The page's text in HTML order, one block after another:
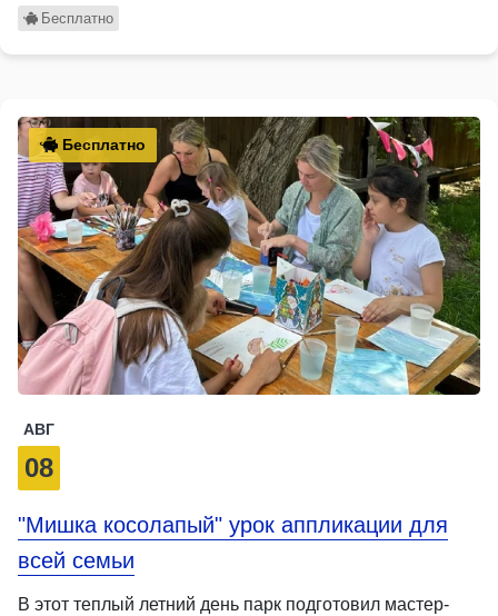
Бесплатно
Бесплатно
АВГ
08
"Мишка косолапый" урок аппликации для
всей семьи
В этот теплый летний день парк подготовил мастер-